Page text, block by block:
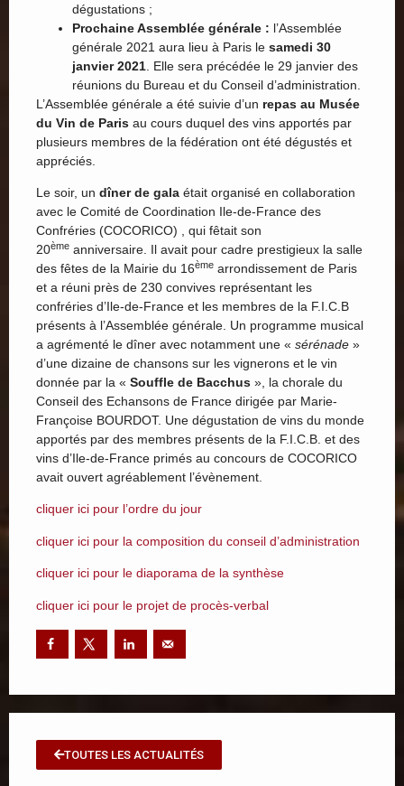
dégustations ;
Prochaine Assemblée générale : l’Assemblée
générale 2021 aura lieu à Paris le samedi 30
janvier 2021 . Elle sera précédée le 29 janvier des
réunions du Bureau et du Conseil d’administration.
L’Assemblée générale a été suivie d’un repas au Musée
du Vin de Paris au cours duquel des vins apportés par
plusieurs membres de la fédération ont été dégustés et
appréciés.
Le soir, un dîner de gala était organisé en collaboration
avec le Comité de Coordination Ile-de-France des
Confréries (COCORICO) , qui fêtait son
20ème anniversaire. Il avait pour cadre prestigieux la salle
des fêtes de la Mairie du 16ème arrondissement de Paris
et a réuni près de 230 convives représentant les
confréries d’Ile-de-France et les membres de la F.I.C.B
présents à l’Assemblée générale. Un programme musical
a agrémenté le dîner avec notamment une « sérénade »
d’une dizaine de chansons sur les vignerons et le vin
donnée par la « Souffle de Bacchus », la chorale du
Conseil des Echansons de France dirigée par Marie-
Françoise BOURDOT. Une dégustation de vins du monde
apportés par des membres présents de la F.I.C.B. et des
vins d’Ile-de-France primés au concours de COCORICO
avait ouvert agréablement l’évènement.
cliquer ici pour l’ordre du jour
cliquer ici pour la composition du conseil d’administration
cliquer ici pour le diaporama de la synthèse
cliquer ici pour le projet de procès-verbal
TOUTES LES ACTUALITÉS